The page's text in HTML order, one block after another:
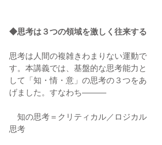
◆思考は３つの領域を激しく往来する
思考は人間の複雑きわまりない運動で
す。本講義では、基盤的な思考能力と
して「知・情・意」の思考の３つをあ
げました。すなわち―――
知の思考＝クリティカル／ロジカル
思考